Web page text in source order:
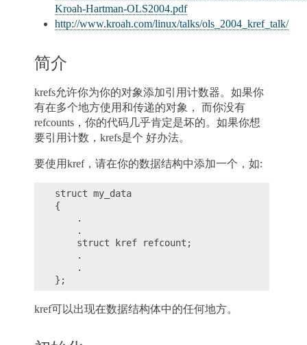
Kroah-Hartman-OLS2004.pdf
http://www.kroah.com/linux/talks/ols_2004_kref_talk/
简介
krefs允许你为你的对象添加引用计数器。如果你
有在多个地方使用和传递的对象， 而你没有
refcounts，你的代码几乎肯定是坏的。如果你想
要引用计数，krefs是个 好办法。
要使用kref，请在你的数据结构中添加一个，如:
struct my_data
{
    .
    .
    struct kref refcount;
    .
    .
kref可以出现在数据结构体中的任何地方。